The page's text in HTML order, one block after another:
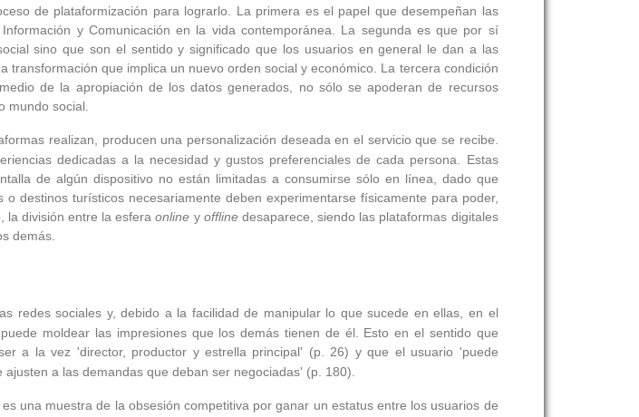
de plataformización para lograrlo. La primera es el papel que desempeñan las
y Comunicación en la vida contemporánea. La segunda es que por sí
sino que son el sentido y significado que los usuarios en general le dan a las
que implica un nuevo orden social y económico. La tercera condición
de la apropiación de los datos generados, no sólo se apoderan de recursos
mundo social.
realizan, producen una personalización deseada en el servicio que se recibe.
dedicadas a la necesidad y gustos preferenciales de cada persona. Estas
de algún dispositivo no están limitadas a consumirse sólo en línea, dado que
destinos turísticos necesariamente deben experimentarse físicamente para poder,
la división entre la esferaonline y offlinedesaparece, siendo las plataformas digitales
demás.
redes sociales y, debido a la facilidad de manipular lo que sucede en ellas, en el
moldear las impresiones que los demás tienen de él. Esto en el sentido que
a la vez 'director, productor y estrella principal' (p. 26) y que el usuario 'puede
a las demandas que deban ser negociadas' (p. 180).
una muestra de la obsesión competitiva por ganar un estatus entre los usuarios de